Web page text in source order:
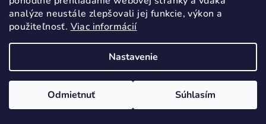
analýze neustále zlepšovali jej funkcie, výkon a
použiteľnosť. Viac informácií
Nastavenie
Odmietnuť Súhlasím
D.D.STEP 086 chlapčenské plátenky
otvorené Barefoot Grey
23,90 € (–30 %)
KÓD:DB-C086-51716/24